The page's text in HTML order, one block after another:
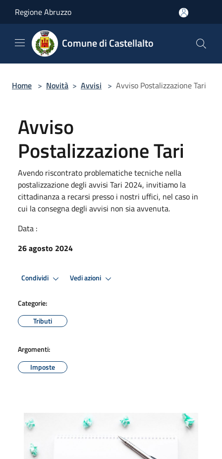
Regione Abruzzo
Comune di Castellalto
Home > Novità > Avvisi > Avviso Postalizzazione Tari
Avviso
Postalizzazione Tari
Avendo riscontrato problematiche tecniche nella
postalizzazione degli avvisi Tari 2024, invitiamo la
cittadinanza a recarsi presso i nostri uffici, nel caso in
cui la consegna degli avvisi non sia avvenuta.
Data :
26 agosto 2024
Condividi Vedi azioni
Categorie:
Tributi
Argomenti:
Imposte